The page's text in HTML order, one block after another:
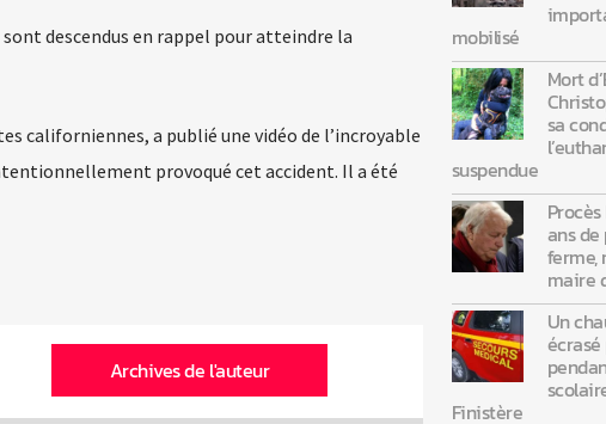
descendus en rappel pour atteindre la
californiennes, a publié une vidéo de l’incroyable
provoqué cet accident. Il a été
Archives de l'auteur
mobilisé
Mort
sa
suspendue
ans
ferme,
maire
Un
Finistère